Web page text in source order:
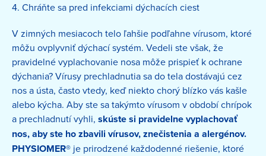
4. Chráňte sa pred infekciami dýchacích ciest
V zimných mesiacoch telo ľahšie podľahne vírusom, ktoré
môžu ovplyvniť dýchací systém. Vedeli ste však, že
pravidelné vyplachovanie nosa môže prispieť k ochrane
dýchania? Vírusy prechladnutia sa do tela dostávajú cez
nos a ústa, často vtedy, keď niekto chorý blízko vás kašle
alebo kýcha. Aby ste sa takýmto vírusom v období chrípok
a prechladnutí vyhli, skúste si pravidelne vyplachovať
nos, aby ste ho zbavili vírusov, znečistenia a alergénov.
PHYSIOMER® je prirodzené každodenné riešenie, ktoré